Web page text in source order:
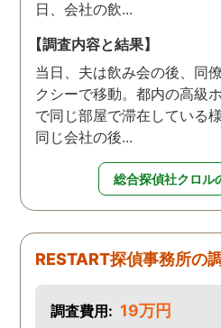
日、会社の飲...
【調査内容と結果】
当日、夫は飲み会の後、同
クシーで移動。都内の高級
で同じ部屋で滞在している
同じ会社の後...
総合探偵社クロル
RESTART探偵事務所の
調査費用: 19万円